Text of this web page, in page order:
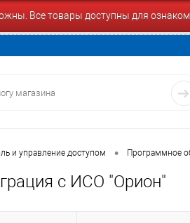
Все товары доступны для
и управление доступом • Программное
с ИСО "Орион"